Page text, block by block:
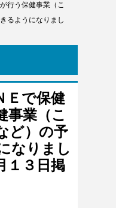
行う保健事業（こ
るようになりまし
Ｅで保健
事業（こ
ど）の予
なりまし
１３日掲